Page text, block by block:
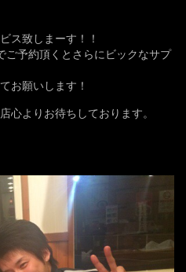
ス致しまーす！！
ご予約頂くとさらにビックなサプ
お願いします！
心よりお待ちしております。